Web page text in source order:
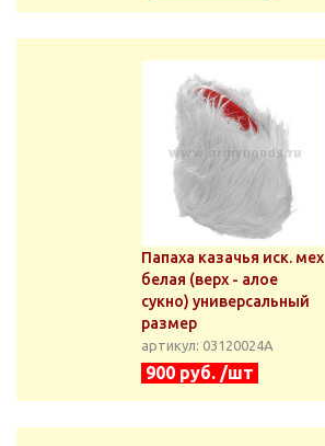
Папаха казачья иск. мех
белая (верх - алое
сукно) универсальный
размер
артикул: 03120024А
900 руб. /шт